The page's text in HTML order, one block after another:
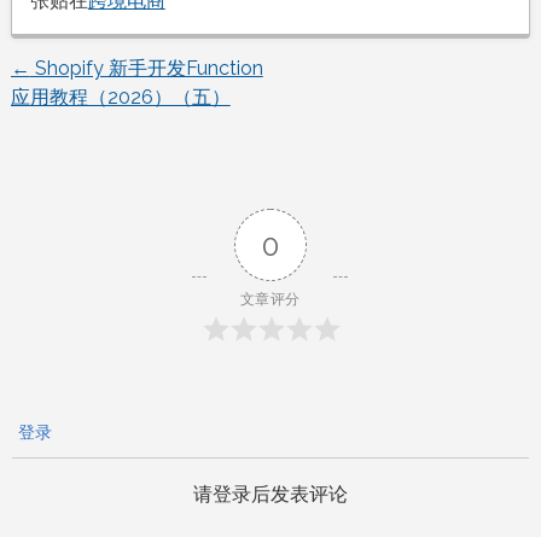
文
← Shopify 新手开发Function
应用教程（2026）（五）
0
文章评分
登录
请登录后发表评论